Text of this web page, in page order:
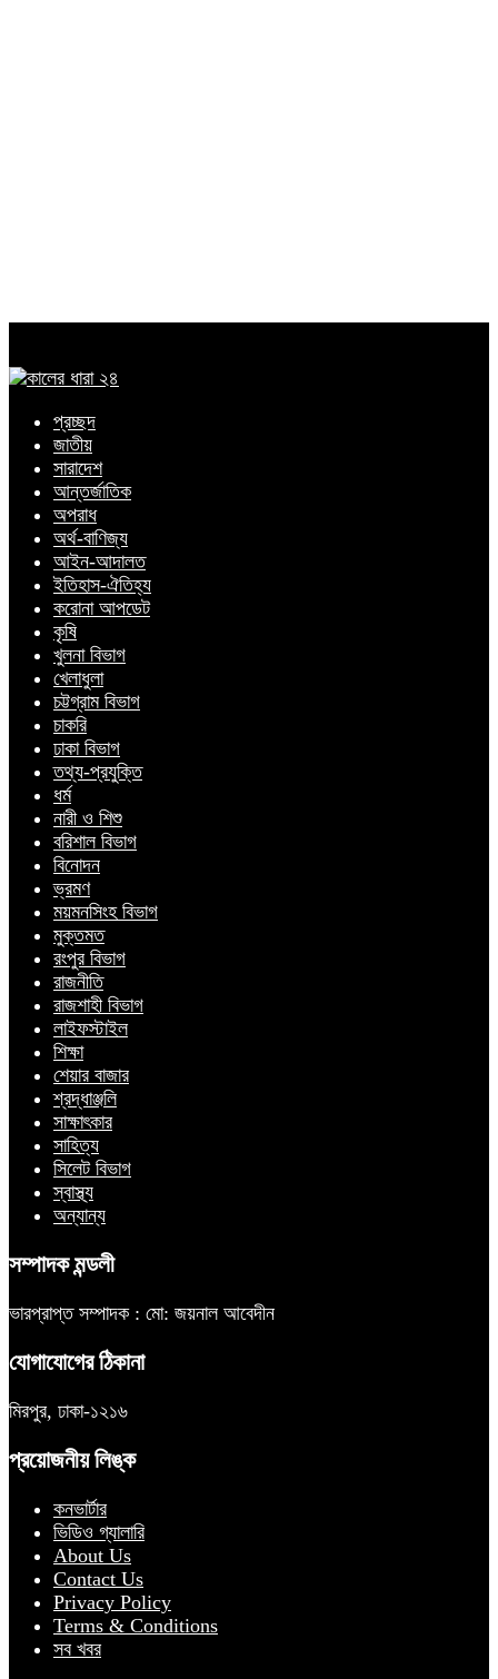
প্রচ্ছদ
জাতীয়
সারাদেশ
আন্তর্জাতিক
অপরাধ
অর্থ-বাণিজ্য
আইন-আদালত
ইতিহাস-ঐতিহ্য
করোনা আপডেট
কৃষি
খুলনা বিভাগ
খেলাধুলা
চট্টগ্রাম বিভাগ
চাকরি
ঢাকা বিভাগ
তথ্য-প্রযুক্তি
ধর্ম
নারী ও শিশু
বরিশাল বিভাগ
বিনোদন
ভ্রমণ
ময়মনসিংহ বিভাগ
মুক্তমত
রংপুর বিভাগ
রাজনীতি
রাজশাহী বিভাগ
লাইফস্টাইল
শিক্ষা
শেয়ার বাজার
শ্রদ্ধাঞ্জলি
সাক্ষাৎকার
সাহিত্য
সিলেট বিভাগ
স্বাস্থ্য
অন্যান্য
সম্পাদক মন্ডলী
ভারপ্রাপ্ত সম্পাদক : মো: জয়নাল আবেদীন
যোগাযোগের ঠিকানা
মিরপুর, ঢাকা-১২১৬
প্রয়োজনীয় লিঙ্ক
কনভার্টার
ভিডিও গ্যালারি
About Us
Contact Us
Privacy Policy
Terms & Conditions
সব খবর